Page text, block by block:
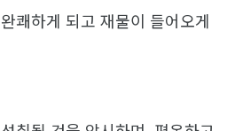
쾌하게 되고 재물이 들어오게